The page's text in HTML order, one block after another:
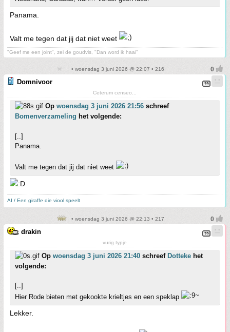
Panama.
Valt me tegen dat jij dat niet weet
"Geef me een joint", zei de goudvis, "Dan word ik haai"
• woensdag 3 juni 2026 @ 22:07 • 216
Domnivoor
Ceterum censeo...
Op woensdag 3 juni 2026 21:56 schreef
Bomenverzameling het volgende:
[..]
Panama.
Valt me tegen dat jij dat niet weet
AI / Een giraffe die viool speelt
• woensdag 3 juni 2026 @ 22:13 • 217
drakin
vurig typje
Op woensdag 3 juni 2026 21:40 schreef Dotteke het
volgende:
[..]
Hier Rode bieten met gekookte krieltjes en een speklap
Lekker.